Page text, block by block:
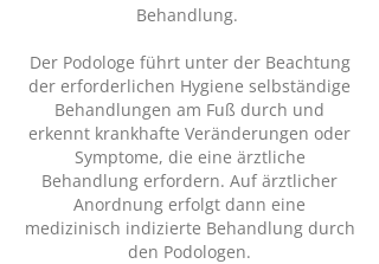
Behandlung.
Der Podologe führt unter der Beachtung
der erforderlichen Hygiene selbständige
Behandlungen am Fuß durch und
erkennt krankhafte Veränderungen oder
Symptome, die eine ärztliche
Behandlung erfordern. Auf ärztlicher
Anordnung erfolgt dann eine
medizinisch indizierte Behandlung durch
den Podologen.